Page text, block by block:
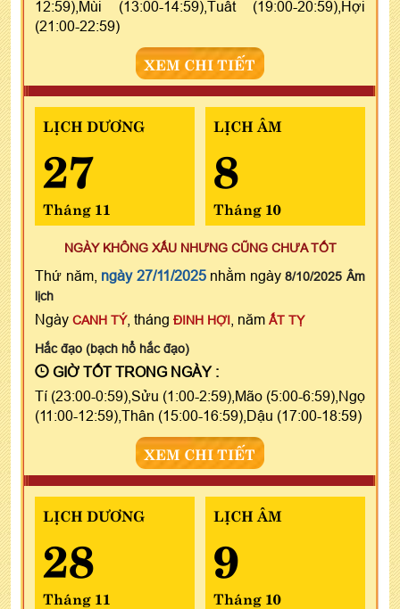
12:59),Mùi (13:00-14:59),Tuất (19:00-20:59),Hợi
(21:00-22:59)
XEM CHI TIẾT
LỊCH DƯƠNG
27
Tháng 11
LỊCH ÂM
8
Tháng 10
NGÀY KHÔNG XẤU NHƯNG CŨNG CHƯA TỐT
Thứ năm, ngày 27/11/2025nhằm ngày8/10/2025 Âm
lịch
Ngày CANH TÝ, tháng ĐINH HỢI , năm ẤT TỴ
Hắc đạo (bạch hổ hắc đạo)
GIỜ TỐT TRONG NGÀY :
Tí (23:00-0:59),Sửu (1:00-2:59),Mão (5:00-6:59),Ngọ
(11:00-12:59),Thân (15:00-16:59),Dậu (17:00-18:59)
XEM CHI TIẾT
LỊCH DƯƠNG
28
Tháng 11
LỊCH ÂM
9
Tháng 10